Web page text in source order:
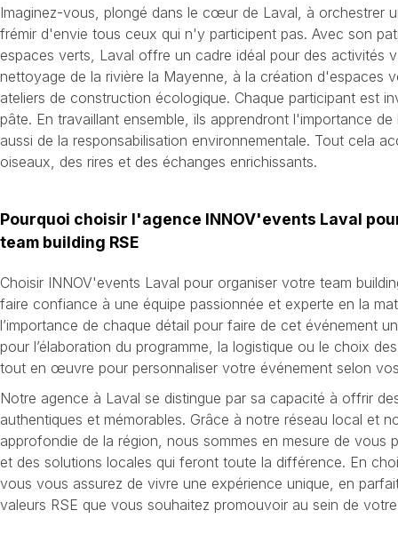
Imaginez-vous, plongé dans le cœur de Laval, à orchestrer
frémir d'envie tous ceux qui n'y participent pas. Avec son
espaces verts, Laval offre un cadre idéal pour des activités
nettoyage de la rivière la Mayenne, à la création d'espaces
ateliers de construction écologique. Chaque participant est
pâte. En travaillant ensemble, ils apprendront l'importance
aussi de la responsabilisation environnementale. Tout cela
oiseaux, des rires et des échanges enrichissants.
Pourquoi choisir l'agence INNOV'events Laval
team building RSE
Choisir INNOV'events Laval pour organiser votre team
faire confiance à une équipe passionnée et experte en la
l’importance de chaque détail pour faire de cet événement
pour l’élaboration du programme, la logistique ou le choix
tout en œuvre pour personnaliser votre événement selon
Notre agence à Laval se distingue par sa capacité à offrir
authentiques et mémorables. Grâce à notre réseau local et
approfondie de la région, nous sommes en mesure de vous
et des solutions locales qui feront toute la différence. En
vous vous assurez de vivre une expérience unique, en
valeurs RSE que vous souhaitez promouvoir au sein de